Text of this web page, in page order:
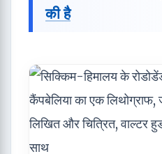
की है